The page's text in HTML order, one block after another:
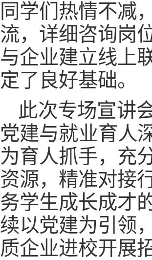
同学们热情不减
流，详细咨询岗
与企业建立线上
定了良好基础。
此次专场宣讲
党建与就业育人
为育人抓手，充
资源，精准对接
务学生成长成才
续以党建为引领
质企业进校开展